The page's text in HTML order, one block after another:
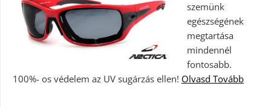
szemünk
egészségének
megtartása
mindennél
fontosabb.
100%- os védelem az UV sugárzás ellen! Olvasd Tovább